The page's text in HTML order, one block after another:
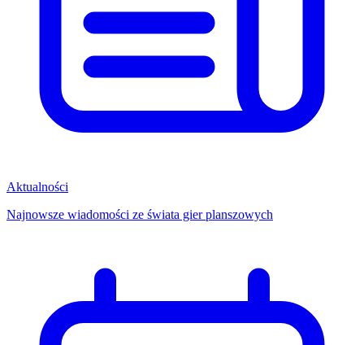
Aktualności
Najnowsze wiadomości ze świata gier planszowych